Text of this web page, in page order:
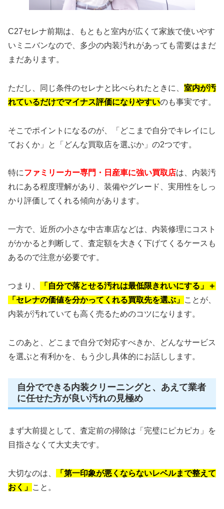
C27セレナ前期は、もともと室内が広くて家族で使いやす
いミニバンなので、多少の内装汚れがあっても需要はまだ
まだあります。
ただし、同じ条件のセレナと比べられたときに、 室内が汚
れているだけでマイナス評価になりやすいのも事実です。
そこでポイントになるのが、「どこまで自分でキレイにし
ておくか」と「どんな買取店を選ぶか」の2つです。
特にファミリーカー専門・日産車に強い買取店は、内装汚
れにある程度理解があり、装備やグレード、実用性をしっ
かり評価してくれる傾向があります。
一方で、近所の小さな中古車店などは、内装修理にコスト
がかかると判断して、査定額を大きく下げてくるケースも
あるので注意が必要です。
つまり、
「自分で落とせる汚れは最低限きれいにする」＋
「セレナの価値を分かってくれる買取先を選ぶ」 ことが、
内装が汚れていても高く売るためのコツになります。
このあと、どこまで自分で対応すべきか、どんなサービス
を選ぶと有利かを、もう少し具体的にお話しします。
自分でできる内装クリーニングと、あえて業者
に任せた方が良い汚れの見極め
まず大前提として、査定前の掃除は「完璧にピカピカ」を
目指さなくて大丈夫です。
大切なのは、
「第一印象が悪くならないレベルまで整えて
おく」 こと。